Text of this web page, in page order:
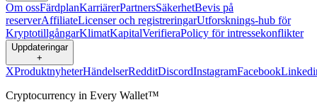
Om ossFärdplanKarriärerPartnersSäkerhetBevis på
reserverAffiliateLicenser och registreringarUtforsknings-hub för
KryptotillgångarKlimatKapitalVerifieraPolicy för intressekonflikter
Uppdateringar
+
XProduktnyheterHändelserRedditDiscordInstagramFacebook
Cryptocurrency in Every Wallet™